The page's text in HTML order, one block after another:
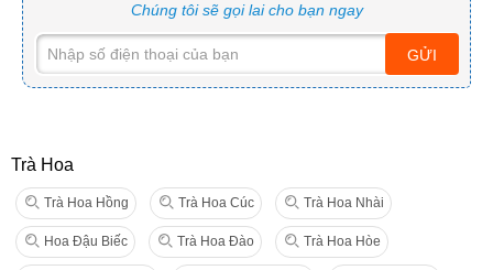
Chúng tôi sẽ gọi lai cho bạn ngay
GỬI
Trà Hoa
Trà Hoa Hồng Trà Hoa Cúc Trà Hoa Nhài
Hoa Đậu Biếc Trà Hoa Đào Trà Hoa Hòe